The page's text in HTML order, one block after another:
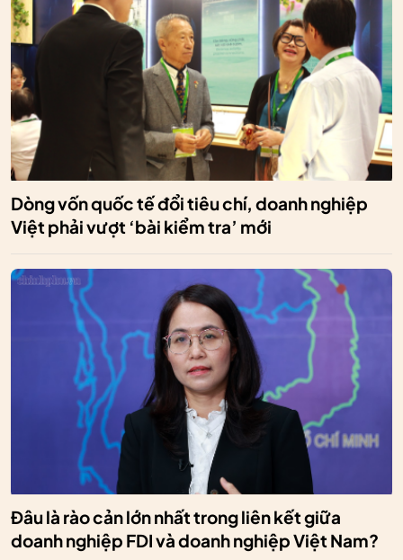
Dòng vốn quốc tế đổi tiêu chí, doanh nghiệp
Việt phải vượt ‘bài kiểm tra’ mới
Đâu là rào cản lớn nhất trong liên kết giữa
doanh nghiệp FDI và doanh nghiệp Việt Nam?